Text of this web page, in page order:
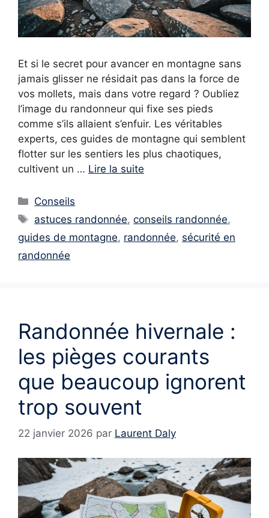
Et si le secret pour avancer en montagne sans
jamais glisser ne résidait pas dans la force de
vos mollets, mais dans votre regard ? Oubliez
l’image du randonneur qui fixe ses pieds
comme s’ils allaient s’enfuir. Les véritables
experts, ces guides de montagne qui semblent
flotter sur les sentiers les plus chaotiques,
cultivent un … Lire la suite
Catégories
Conseils
Étiquettes
astuces randonnée,conseils randonnée,
guides de montagne, randonnée, sécurité en
randonnée
Randonnée hivernale :
les pièges courants
que beaucoup ignorent
trop souvent
22 janvier 2026 par Laurent Daly